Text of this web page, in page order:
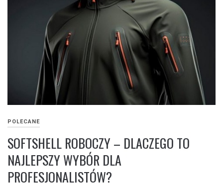
POLECANE
SOFTSHELL ROBOCZY – DLACZEGO TO
NAJLEPSZY WYBÓR DLA
PROFESJONALISTÓW?